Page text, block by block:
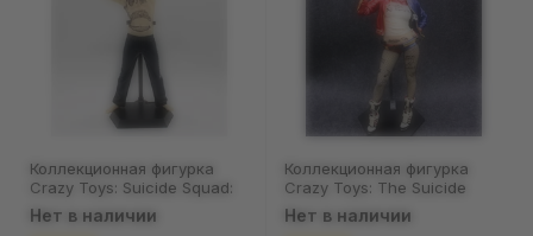
Коллекционная фигурка
Crazy Toys: Suicide Squad:
Joker, (44346)
Нет в наличии
Коллекционная фигурка
Crazy Toys: The Suicide
Squad: Harley Quinn,
(44347)
Нет в наличии